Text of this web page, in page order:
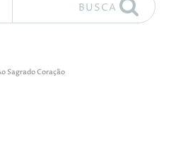
BUSCA
Sagrado Coração